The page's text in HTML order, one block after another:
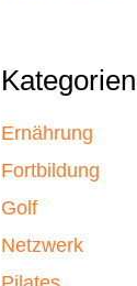
Kategorien
Ernährung
Fortbildung
Golf
Netzwerk